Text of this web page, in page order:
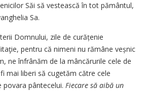
Săi să vestească în tot pământul,
Sa.
Domnului, zile de curățenie
pentru că nimeni nu rămâne veșnic
ne înfrânăm de la mâncărurile cele de
mai liberi să cugetăm către cele
pântecelui. Fiecare să aibă un